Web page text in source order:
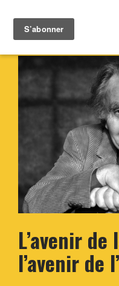
L’avenir
l’avenir de